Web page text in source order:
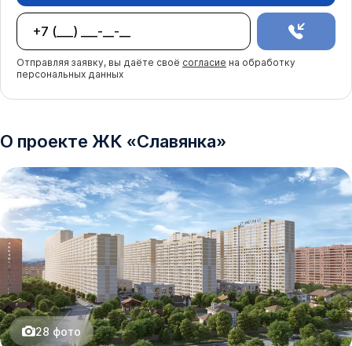
Отправляя заявку, вы даёте своё согласие на обработку
персональных данных
О проекте ЖК «Славянка»
28 фото